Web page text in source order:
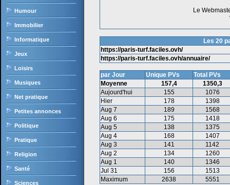
Humour
Immobilier
Informatique
Jeux
Loisirs
Musiques
Net pratique
Petites annonces
Politique
Pratique
Religion
Santé
Sciences
Le
Les 20
https://paris-turf.faciles.ovh/
https://paris-turf.faciles.ovh/annuaire/
par Jour Unique PVs
Total PVs
Moyenne
157,4
1350,3
Aujourd'hui
155
1076
Hier
178
1398
Aug 7
189
1568
Aug 6
175
1418
Aug 5
138
1375
Aug 4
168
1407
Aug 3
141
1142
Aug 2
134
1260
Aug 1
140
1346
Jul 31
156
1513
Maximum
2638 5551